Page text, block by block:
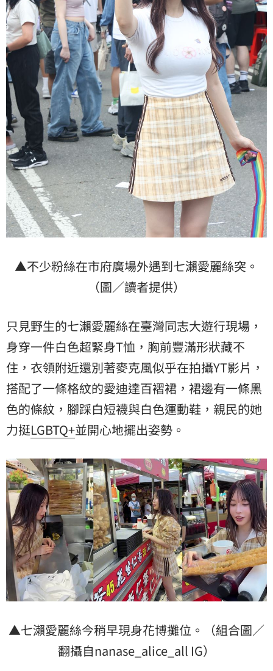
▲不少粉絲在市府廣場外遇到七瀨愛麗絲突。
（圖／讀者提供）
只見野生的七瀨愛麗絲在臺灣同志大遊行現場，
身穿一件白色超緊身T恤，胸前豐滿形狀藏不
住，衣領附近還別著麥克風似乎在拍攝YT影片，
搭配了一條格紋的愛迪達百褶裙，裙邊有一條黑
色的條紋，腳踩白短襪與白色運動鞋，親民的她
力挺LGBTQ+並開心地擺出姿勢。
▲七瀨愛麗絲今稍早現身花博攤位。（組合圖／
翻攝自nanase_alice_all IG）